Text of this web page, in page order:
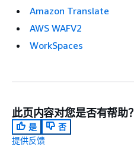
Amazon Translate
AWS WAFV2
WorkSpaces
此页内容对您是否有帮助？
是
否
提供反馈